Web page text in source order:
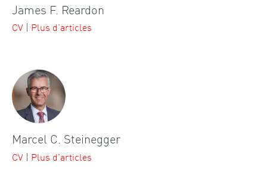
James F. Reardon
CV | Plus d’articles
Marcel C. Steinegger
CV | Plus d’articles